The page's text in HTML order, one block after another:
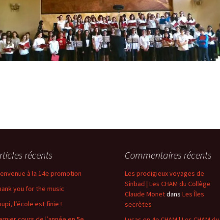
récents
à la 14e promotion
you for the music
l’école est finie !
Commentaires récents
Les prodigieux voyages de
Sinbad | Les CHAM du Collège
Claude Monetdans Les Îles
secrètes